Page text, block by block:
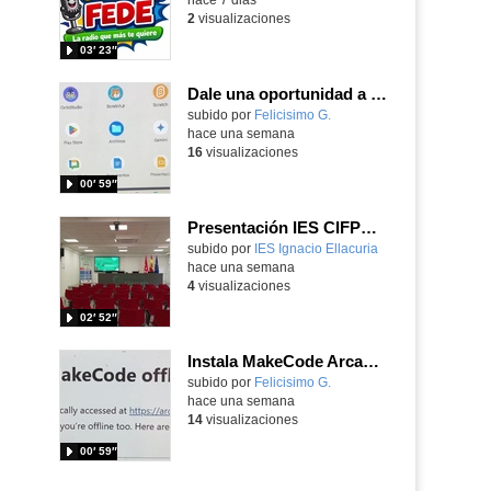
03′ 23″
2 visualizaciones
Dale una oportunidad a los Chromebooks y utiliza un proyector para realizar talleres si no tienes pantallas táctiles
Contenido educativo.
subido por Felicisimo G.
00′ 59″
hace una semana
16visualizaciones
Presentación IES CIFPD Ignacio Ellacuría
Contenido educativo.
subido por IES Ignacio Ellacuria
02′ 52″
hace una semana
4visualizaciones
Instala MakeCode Arcade para trabajar offline en tu tablet, ordenador, Chromebook
Contenido educativo.
subido por Felicisimo G.
00′ 59″
hace una semana
14visualizaciones